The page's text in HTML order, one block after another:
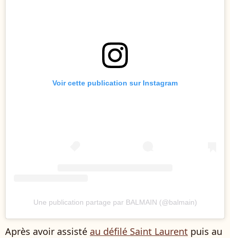
Voir cette publication sur Instagram
Une publication partage par BALMAIN (@balmain)
Après avoir assisté au défilé Saint Laurent puis au